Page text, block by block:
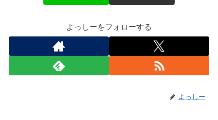
よっしーをフォローする
よっしー